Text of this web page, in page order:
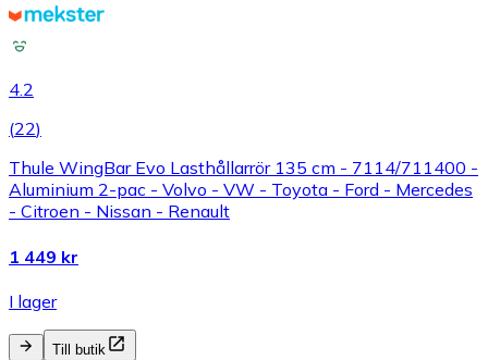
4.2
(22)
Thule WingBar Evo Lasthållarrör 135 cm - 7114/711400 -
Aluminium 2-pac - Volvo - VW - Toyota - Ford - Mercedes
- Citroen - Nissan - Renault
1 449 kr
I lager
Till butik